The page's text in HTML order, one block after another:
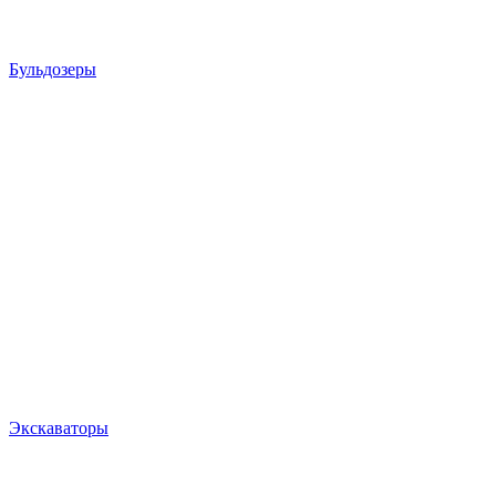
Бульдозеры
Экскаваторы